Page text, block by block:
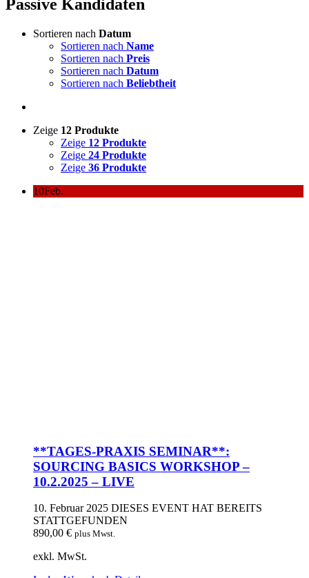
Passive Kandidaten
Sortieren nach Datum
Sortieren nach Name
Sortieren nach Preis
Sortieren nach Datum
Sortieren nach Beliebtheit
Zeige 12 Produkte
Zeige 12 Produkte
Zeige 24 Produkte
Zeige 36 Produkte
10Feb.
**TAGES-PRAXIS SEMINAR**:
SOURCING BASICS WORKSHOP –
10.2.2025 – LIVE
10. Februar 2025 DIESES EVENT HAT BEREITS
STATTGEFUNDEN
890,00 € plus Mwst.
exkl. MwSt.